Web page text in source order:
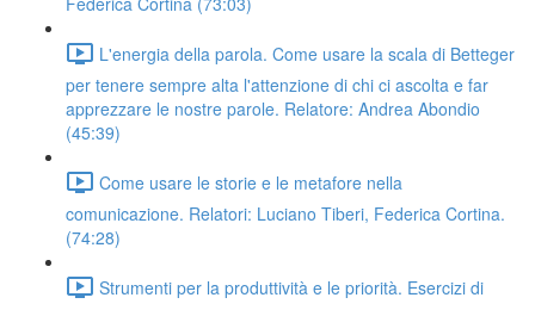
L'energia della parola. Come usare la scala di Betteger
per tenere sempre alta l'attenzione di chi ci ascolta e far
apprezzare le nostre parole. Relatore: Andrea Abondio
(45:39)
Come usare le storie e le metafore nella
comunicazione. Relatori: Luciano Tiberi, Federica Cortina.
(74:28)
Strumenti per la produttività e le priorità. Esercizi di